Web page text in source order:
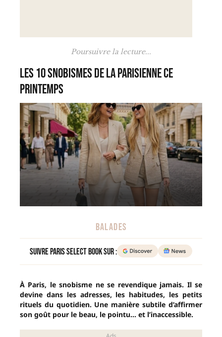
Poursuivre la lecture...
Les 10 snobismes de la Parisienne ce
printemps
BALADES
Suivre Paris Select Book sur :
À Paris, le snobisme ne se revendique jamais. Il se
devine dans les adresses, les habitudes, les petits
rituels du quotidien. Une manière subtile d’affirmer
son goût pour le beau, le pointu… et l’inaccessible.